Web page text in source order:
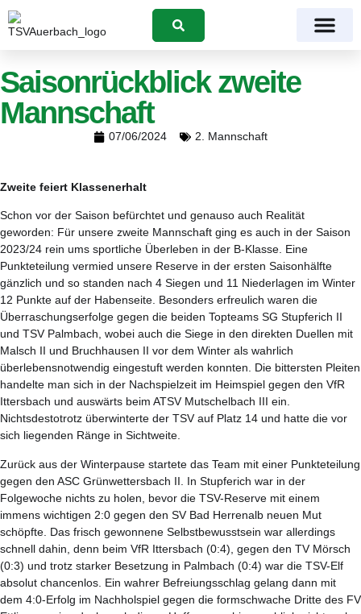
Suchen
Saisonrückblick zweite
Mannschaft
07/06/2024 2. Mannschaft
Zweite feiert Klassenerhalt
Schon vor der Saison befürchtet und genauso auch Realität
geworden: Für unsere zweite Mannschaft ging es auch in der Saison
2023/24 rein ums sportliche Überleben in der B-Klasse. Eine
Punkteteilung vermied unsere Reserve in der ersten Saisonhälfte
gänzlich und so standen nach 4 Siegen und 11 Niederlagen im Winter
12 Punkte auf der Habenseite. Besonders erfreulich waren die
Überraschungserfolge gegen die beiden Topteams SG Stupferich II
und TSV Palmbach, wobei auch die Siege in den direkten Duellen mit
Malsch II und Bruchhausen II vor dem Winter als wahrlich
überlebensnotwendig eingestuft werden konnten. Die bittersten Pleiten
handelte man sich in der Nachspielzeit im Heimspiel gegen den VfR
Ittersbach und auswärts beim ATSV Mutschelbach III ein.
Nichtsdestotrotz überwinterte der TSV auf Platz 14 und hatte die vor
sich liegenden Ränge in Sichtweite.
Zurück aus der Winterpause startete das Team mit einer Punkteteilung
gegen den ASC Grünwettersbach II. In Stupferich war in der
Folgewoche nichts zu holen, bevor die TSV-Reserve mit einem
immens wichtigen 2:0 gegen den SV Bad Herrenalb neuen Mut
schöpfte. Das frisch gewonnene Selbstbewusstsein war allerdings
schnell dahin, denn beim VfR Ittersbach (0:4), gegen den TV Mörsch
(0:3) und trotz starker Besetzung in Palmbach (0:4) war die TSV-Elf
absolut chancenlos. Ein wahrer Befreiungsschlag gelang dann mit
dem 4:0-Erfolg im Nachholspiel gegen die formschwache Dritte des FV